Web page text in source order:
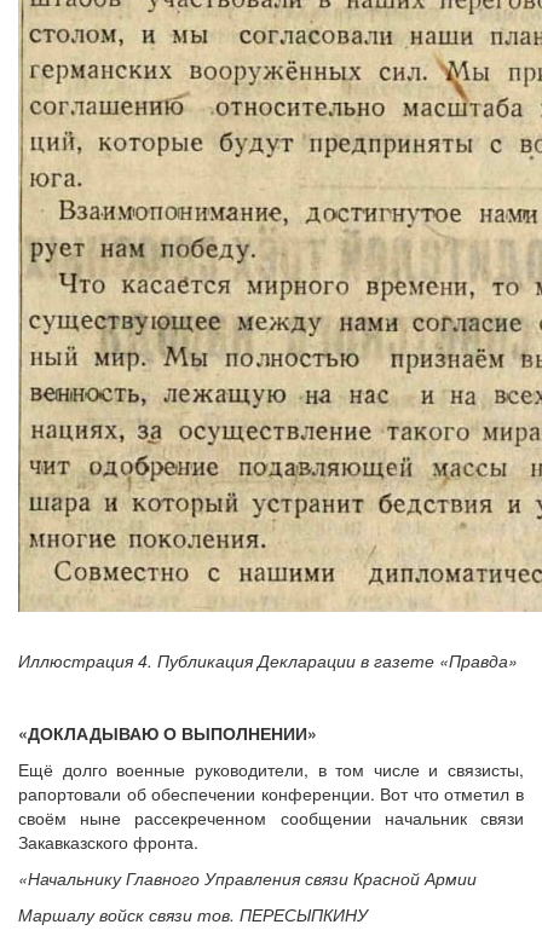
Иллюстрация 4. Публикация Декларации в газете «Правда»
«ДОКЛАДЫВАЮ О ВЫПОЛНЕНИИ»
Ещё долго военные руководители, в том числе и связисты,
рапортовали об обеспечении конференции. Вот что отметил в
своём ныне рассекреченном сообщении начальник связи
Закавказского фронта.
«Начальнику Главного Управления связи Красной Армии
Маршалу войск связи тов. ПЕРЕСЫПКИНУ